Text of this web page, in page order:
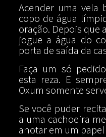
Acender uma vela
copo de água
oração. Depois que
jogue a água do
porta de saída da
Faça um só
esta reza. E
Oxum somente
Se você puder
a uma cachoeira
anotar em um